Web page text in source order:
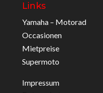
Links
Yamaha – Motorad
Occasionen
Mietpreise
Supermoto
Impressum